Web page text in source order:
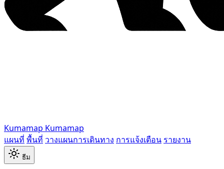
Kumamap Kumamap
แผนที่ พื้นที่ วางแผนการเดินทาง การแจ้งเตือน รายงาน
ธีม